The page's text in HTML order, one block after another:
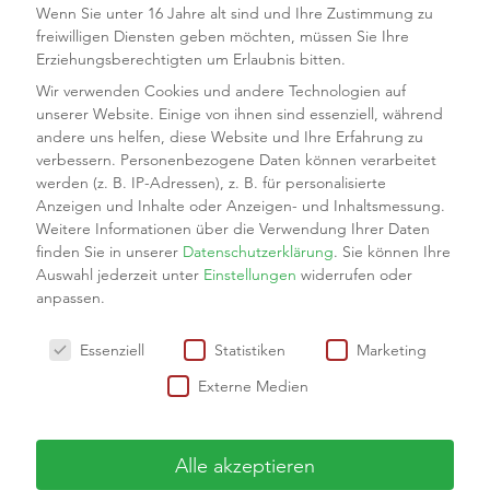
Modulübersicht
Startseite gastro
Wenn Sie unter 16 Jahre alt sind und Ihre Zustimmung zu
freiwilligen Diensten geben möchten, müssen Sie Ihre
Erziehungsberechtigten um Erlaubnis bitten.
Wir verwenden Cookies und andere Technologien auf
unserer Website. Einige von ihnen sind essenziell, während
andere uns helfen, diese Website und Ihre Erfahrung zu
verbessern. Personenbezogene Daten können verarbeitet
werden (z. B. IP-Adressen), z. B. für personalisierte
Anzeigen und Inhalte oder Anzeigen- und Inhaltsmessung.
Weitere Informationen über die Verwendung Ihrer Daten
finden Sie in unserer Datenschutzerklärung. Sie können Ihre
Auswahl jederzeit unter Einstellungen widerrufen oder
anpassen.
Essenziell Statistiken
Marketing
Externe Medien
Alle akzeptieren